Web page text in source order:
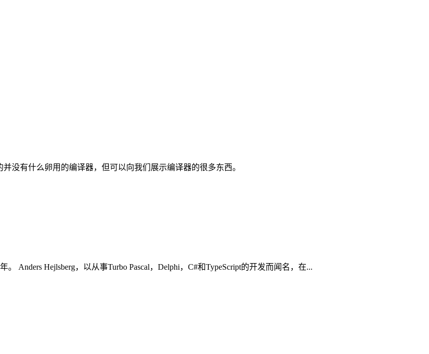
没有什么卵用的编译器，但可以向我们展示编译器的很多东西。
Anders Hejlsberg，以从事Turbo Pascal，Delphi，C#和TypeScript的开发而闻名，在...